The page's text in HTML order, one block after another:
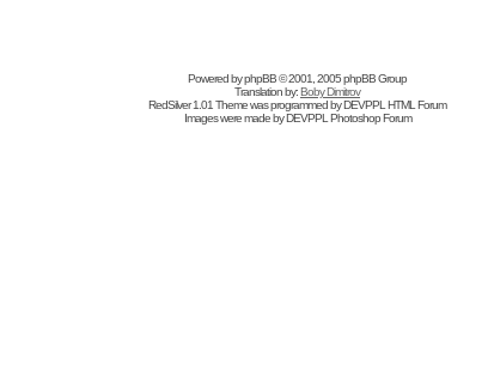
Powered byphpBB© 2001, 2005 phpBB Group
Translation by:Boby Dimitrov
RedSilver 1.01 Theme was programmed byDEVPPL HTML Forum
Images were made byDEVPPL Photoshop Forum